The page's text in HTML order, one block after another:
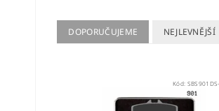
DOPORUČUJEME NEJLEVNĚJŠÍ
Kód: